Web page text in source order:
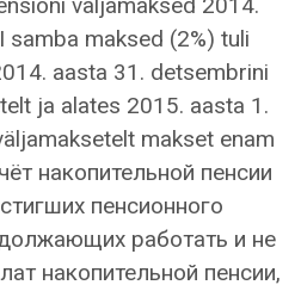
samba maksed (2%) tuli
aasta 31. detsembrini
ja alates 2015. aasta 1.
makset enam
накопительной пенсии
пенсионного
работать и не
накопительной пенсии,